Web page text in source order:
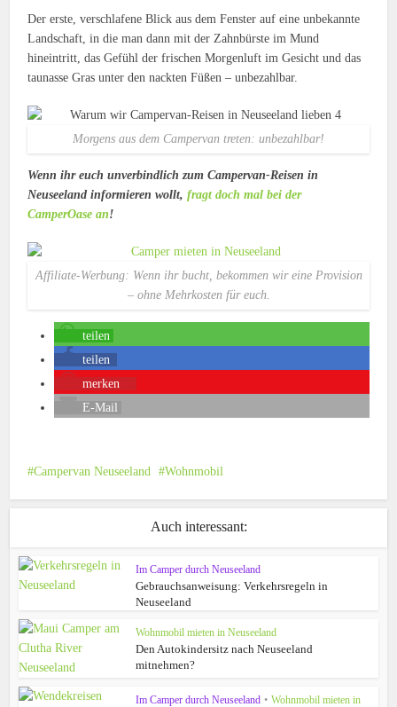
Der erste, verschlafene Blick aus dem Fenster auf eine unbekannte
Landschaft, in die man dann mit der Zahnbürste im Mund
hineintritt, das Gefühl der frischen Morgenluft im Gesicht und das
taunasse Gras unter den nackten Füßen – unbezahlbar.
Morgens aus dem Campervan treten: unbezahlbar!
Wenn ihr euch unverbindlich zum Campervan-Reisen in
Neuseeland informieren wollt,fragt doch mal bei der
CamperOase an!
Affiliate-Werbung: Wenn ihr bucht, bekommen wir eine Provision
– ohne Mehrkosten für euch.
teilen
teilen
merken
E-Mail
Campervan Neuseeland Wohnmobil
Auch interessant:
Im Camper durch Neuseeland
Gebrauchsanweisung: Verkehrsregeln in
Neuseeland
Wohnmobil mieten in Neuseeland
Den Autokindersitz nach Neuseeland
mitnehmen?
Im Camper durch Neuseeland • Wohnmobil mieten in